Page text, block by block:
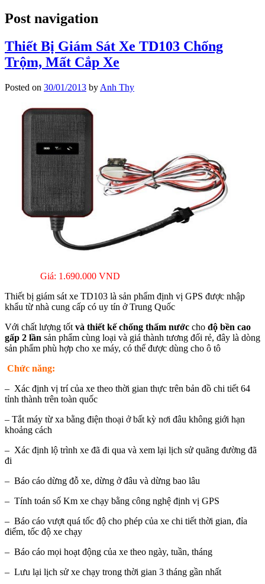
Post navigation
Thiết Bị Giám Sát Xe TD103 Chống
Trộm, Mất Cắp Xe
Posted on 30/01/2013 by Anh Thy
Giá: 1.690.000 VND
Thiết bị giám sát xe TD103 là sản phẩm định vị GPS được nhập
khẩu từ nhà cung cấp có uy tín ở Trung Quốc
Với chất lượng tốt và thiết kế chống thấm nước cho độ bền cao
gấp 2 lần sản phẩm cùng loại và giá thành tương đối rẻ, đây là dòng
sản phẩm phù hợp cho xe máy, có thể được dùng cho ô tô
Chức năng:
– Xác định vị trí của xe theo thời gian thực trên bản đồ chi tiết 64
tỉnh thành trên toàn quốc
– Tắt máy từ xa bằng điện thoại ở bất kỳ nơi đâu không giới hạn
khoảng cách
– Xác định lộ trình xe đã đi qua và xem lại lịch sử quãng đường đã
đi
– Báo cáo dừng đỗ xe, dừng ở đâu và dừng bao lâu
– Tính toán số Km xe chạy bằng công nghệ định vị GPS
– Báo cáo vượt quá tốc độ cho phép của xe chi tiết thời gian, đỉa
điểm, tốc độ xe chạy
– Báo cáo mọi hoạt động của xe theo ngày, tuần, tháng
– Lưu lại lịch sử xe chạy trong thời gian 3 tháng gần nhất